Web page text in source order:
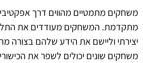
משחקים מתמטיים מהווים דרך
מתקדמת. המשחקים מעודדים את
יצירתי וליישם את הידע שלהם בצורה
משחקים שונים יכולים לשפר את